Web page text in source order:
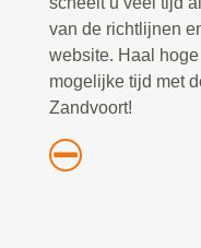
van de richtlijnen
website. Haal
mogelijke tijd met
Zandvoort!